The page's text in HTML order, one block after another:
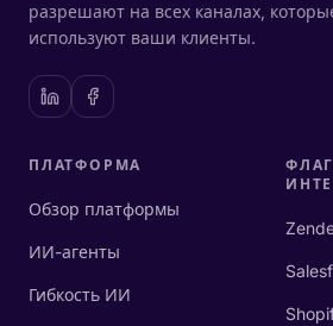
разрешают на всех каналах,
используют ваши клиенты.
ПЛАТФОРМА
Обзор платформы
ИИ-агенты
Гибкость ИИ